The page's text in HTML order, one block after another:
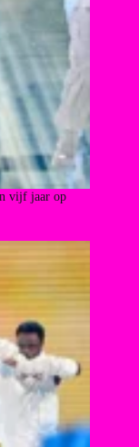
vijf jaar op